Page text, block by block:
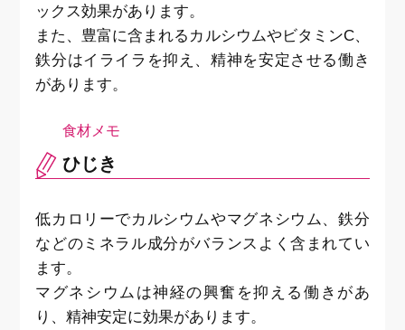
ックス効果があります。
また、豊富に含まれるカルシウムやビタミンC、
鉄分はイライラを抑え、精神を安定させる働き
があります。
ひじき
低カロリーでカルシウムやマグネシウム、鉄分
などのミネラル成分がバランスよく含まれてい
ます。
マグネシウムは神経の興奮を抑える働きがあ
り、精神安定に効果があります。